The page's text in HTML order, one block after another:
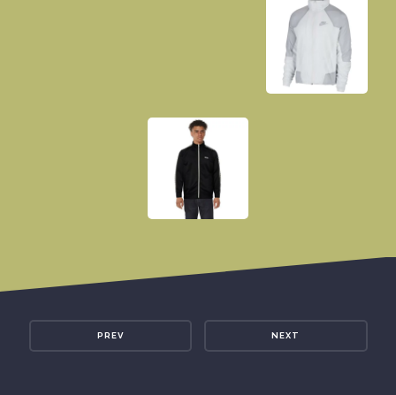
PREV NEXT